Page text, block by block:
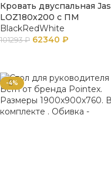
Кровать двуспальная
LOZ180х200 с ПМ
BlackRedWhite
101293₽ 62340 ₽
-4%